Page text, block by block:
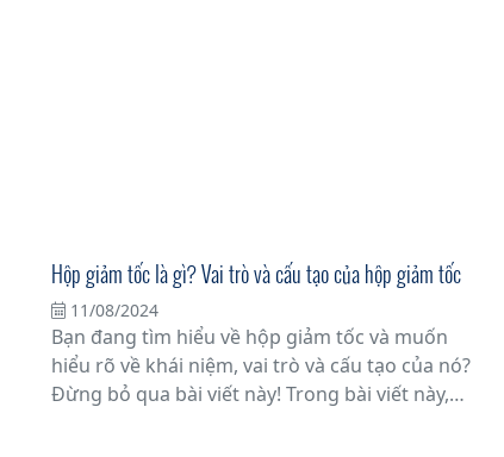
Hộp giảm tốc là gì? Vai trò và cấu tạo của hộp giảm tốc
11/08/2024
Bạn đang tìm hiểu về hộp giảm tốc và muốn
hiểu rõ về khái niệm, vai trò và cấu tạo của nó?
Đừng bỏ qua bài viết này! Trong bài viết này,